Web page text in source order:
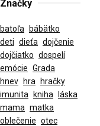
Značky
batoľa
bábätko
deti dieťa dojčenie
dojčiatko dospelí
emócie Grada
hnev
hra
hračky
imunita
kniha
láska
mama matka
oblečenie otec